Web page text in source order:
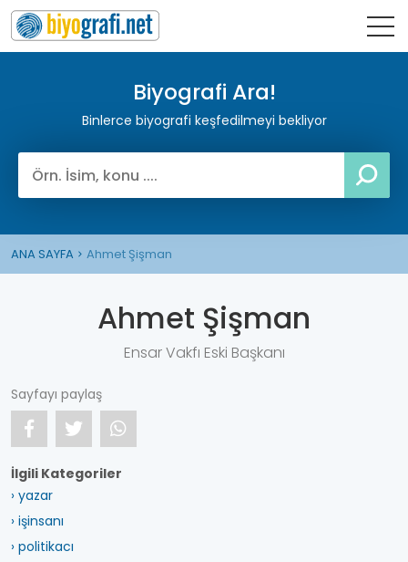
Biyografi Ara!
Binlerce biyografi keşfedilmeyi bekliyor
ANA SAYFA Ahmet Şişman
Ahmet Şişman
Ensar Vakfı Eski Başkanı
Sayfayı paylaş
İlgili Kategoriler
› yazar
› işinsanı
› politikacı